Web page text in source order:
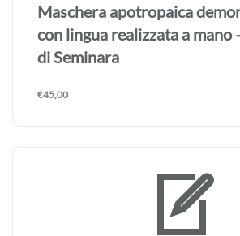
Maschera apotropaica
con lingua realizzata a mano
di Seminara
€45,00